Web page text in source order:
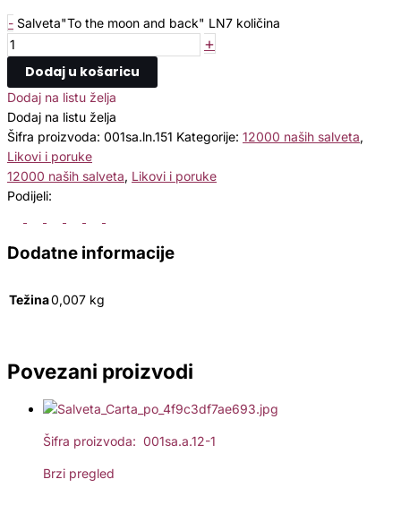
- Salveta"To the moon and back" LN7 količina
+
Dodaj u košaricu
Dodaj na listu želja
Dodaj na listu želja
Šifra proizvoda: 001sa.ln.151 Kategorije: 12000 naših salveta,
Likovi i poruke
12000 naših salveta, Likovi i poruke
Podijeli:
Dodatne informacije
Težina0,007 kg
Povezani proizvodi
Šifra proizvoda: 001sa.a.12-1
Brzi pregled